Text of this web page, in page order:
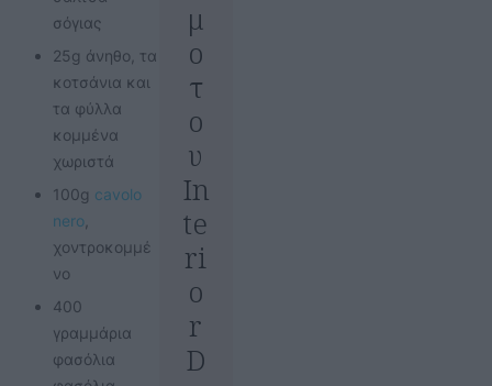
σόγιας
25g άνηθο, τα
κοτσάνια και
τα φύλλα
κομμένα
χωριστά
100g cavolo
nero
χοντροκομμέ
νο
400
γραμμάρια
φασόλια
μ
ο
τ
ο
υ
In
te
ri
o
r
D